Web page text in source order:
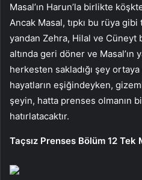
Masal’ın Harun’la birlikte
Ancak Masal, tıpkı bu rüya
yandan Zehra, Hilal ve Cüneyt
altında geri döner ve Masal’ın
herkesten sakladığı şey
hayatların eşiğindeyken,
şeyin, hatta prenses olmanın
hatırlatacaktır.
Taçsız Prenses Bölüm 12 Tek